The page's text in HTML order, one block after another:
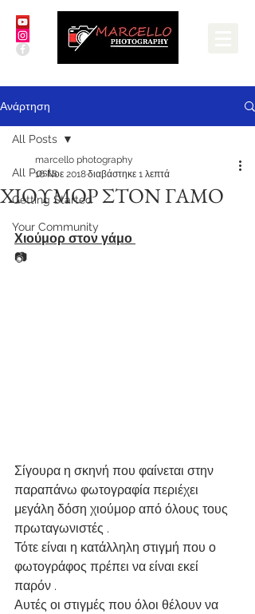
Ανάρτηση
All Posts
Getting Started
Your Community
All Posts
ΧΙΟΥΜΟΡ ΣΤΟΝ ΓΑΜΟ
marcello photography
16 Νοε 2018διαβάστηκε 1 λεπτά
Χιούμορ στον γάμο
📷
Σίγουρα η σκηνή που φαίνεται στην
παραπάνω φωτογραφία περιέχει
μεγάλη δόση χιούμορ από όλους τους
πρωταγωνιστές .
Τότε είναι η κατάλληλη στιγμή που ο
φωτογράφος πρέπει να είναι εκεί
παρόν .
Αυτές οι στιγμές που όλοι θέλουν να